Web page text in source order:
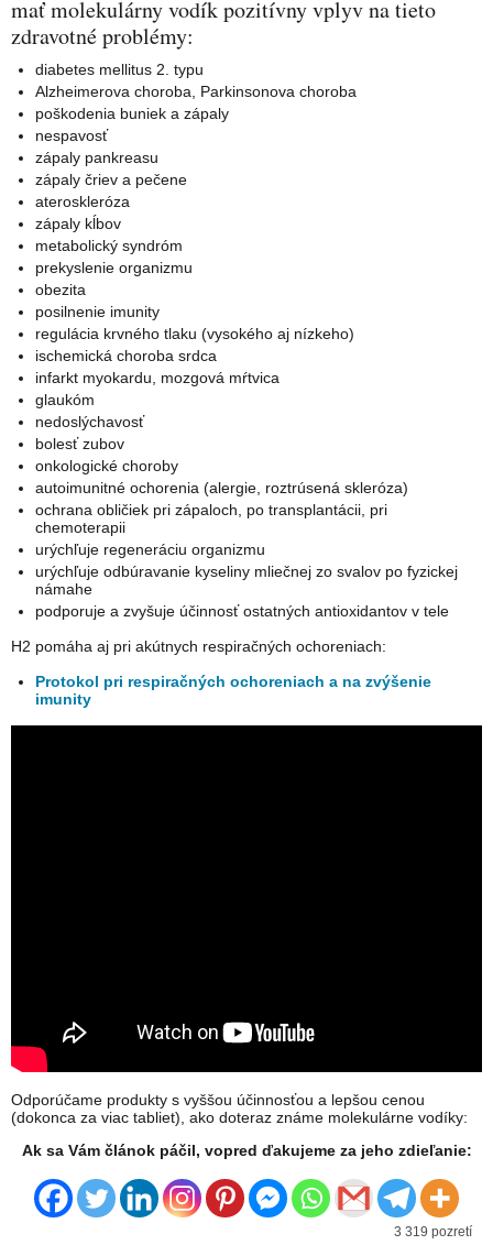
mať molekulárny vodík pozitívny vplyv na tieto
zdravotné problémy:
diabetes mellitus 2. typu
Alzheimerova choroba, Parkinsonova choroba
poškodenia buniek a zápaly
nespavosť
zápaly pankreasu
zápaly čriev a pečene
ateroskleróza
zápaly kĺbov
metabolický syndróm
prekyslenie organizmu
obezita
posilnenie imunity
regulácia krvného tlaku (vysokého aj nízkeho)
ischemická choroba srdca
infarkt myokardu, mozgová mŕtvica
glaukóm
nedoslýchavosť
bolesť zubov
onkologické choroby
autoimunitné ochorenia (alergie, roztrúsená skleróza)
ochrana obličiek pri zápaloch, po transplantácii, pri
chemoterapii
urýchľuje regeneráciu organizmu
urýchľuje odbúravanie kyseliny mliečnej zo svalov po fyzickej
námahe
podporuje a zvyšuje účinnosť ostatných antioxidantov v tele
H2 pomáha aj pri akútnych respiračných ochoreniach:
Protokol pri respiračných ochoreniach a na zvýšenie
imunity
Odporúčame produkty s vyššou účinnosťou a lepšou cenou
(dokonca za viac tabliet), ako doteraz známe molekulárne vodíky:
Ak sa Vám článok páčil, vopred ďakujeme za jeho zdieľanie:
3 319 pozretí